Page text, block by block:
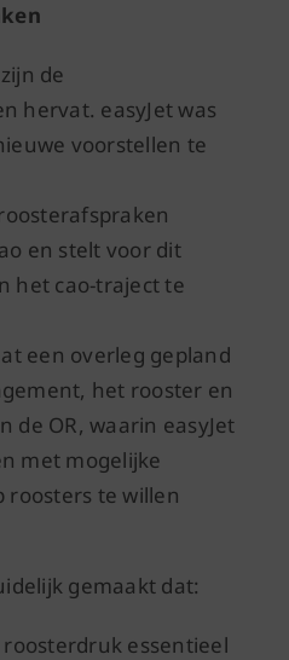
de
hervat. easyJet was
voorstellen te
en stelt voor dit
het cao-traject te
een overleg gepland
het rooster en
de OR, waarin easyJet
met mogelijke
te willen
gemaakt dat:
essentieel